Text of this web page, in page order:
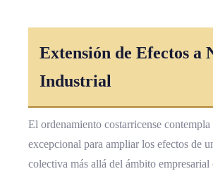
Extensión de Efectos a
Industrial
El ordenamiento costarricense
excepcional para ampliar los efectos de
colectiva más allá del ámbito empresarial